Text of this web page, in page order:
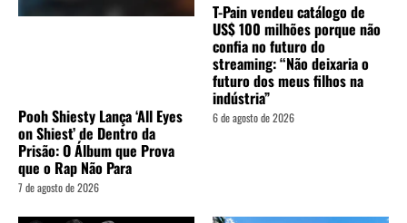
Pooh Shiesty Lança ‘All Eyes
on Shiest’ de Dentro da
Prisão: O Álbum que Prova
que o Rap Não Para
7 de agosto de 2026
T-Pain vendeu catálogo de
US$ 100 milhões porque não
confia no futuro do
streaming: “Não deixaria o
futuro dos meus filhos na
indústria”
6 de agosto de 2026